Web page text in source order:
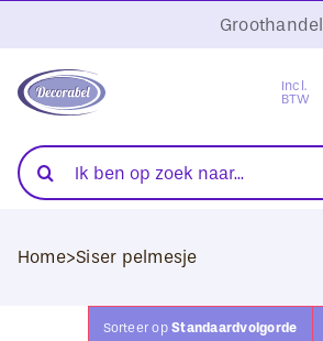
naar
inhoud
Groothandel
Incl.
BTW
Folies
Transferpersen
Sublimatie
Zoeken
naar:
Home>Siser pelmesje
Sorteer opStandaardvolgorde